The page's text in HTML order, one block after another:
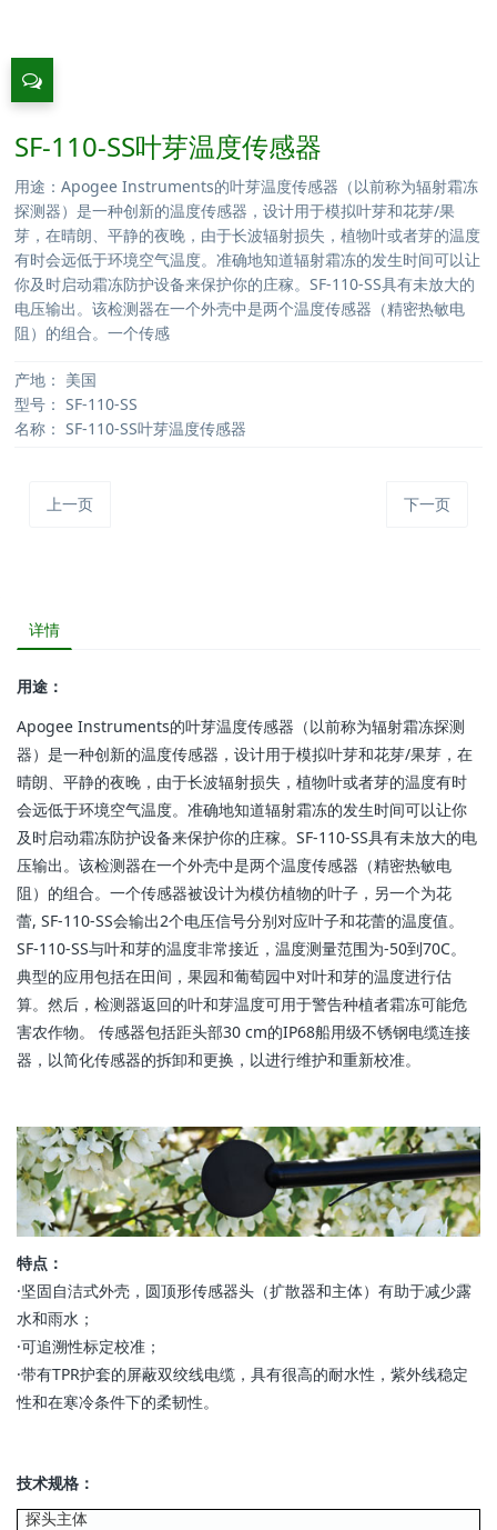
SF-110-SS叶芽温度传感器
用途：Apogee Instruments的叶芽温度传感器（以前称为辐射霜冻
探测器）是一种创新的温度传感器，设计用于模拟叶芽和花芽/果
芽，在晴朗、平静的夜晚，由于长波辐射损失，植物叶或者芽的温度
有时会远低于环境空气温度。准确地知道辐射霜冻的发生时间可以让
你及时启动霜冻防护设备来保护你的庄稼。SF-110-SS具有未放大的
电压输出。该检测器在一个外壳中是两个温度传感器（精密热敏电
阻）的组合。一个传感
产地： 美国
型号： SF-110-SS
名称： SF-110-SS叶芽温度传感器
上一页 下一页
详情
用途：
Apogee Instruments的叶芽温度传感器（以前称为辐射霜冻探测
器）是一种创新的温度传感器，设计用于模拟叶芽和花芽/果芽，在
晴朗、平静的夜晚，由于长波辐射损失，植物叶或者芽的温度有时
会远低于环境空气温度。准确地知道辐射霜冻的发生时间可以让你
及时启动霜冻防护设备来保护你的庄稼。SF-110-SS具有未放大的电
压输出。该检测器在一个外壳中是两个温度传感器（精密热敏电
阻）的组合。一个传感器被设计为模仿植物的叶子，另一个为花
蕾, SF-110-SS会输出2个电压信号分别对应叶子和花蕾的温度值。
SF-110-SS与叶和芽的温度非常接近，温度测量范围为-50到70C。
典型的应用包括在田间，果园和葡萄园中对叶和芽的温度进行估
算。然后，检测器返回的叶和芽温度可用于警告种植者霜冻可能危
害农作物。 传感器包括距头部30 cm的IP68船用级不锈钢电缆连接
器，以简化传感器的拆卸和更换，以进行维护和重新校准。
特点：
·坚固自洁式外壳，圆顶形传感器头（扩散器和主体）有助于减少露
水和雨水；
·可追溯性标定校准；
·带有TPR护套的屏蔽双绞线电缆，具有很高的耐水性，紫外线稳定
性和在寒冷条件下的柔韧性。
技术规格：
探头主体